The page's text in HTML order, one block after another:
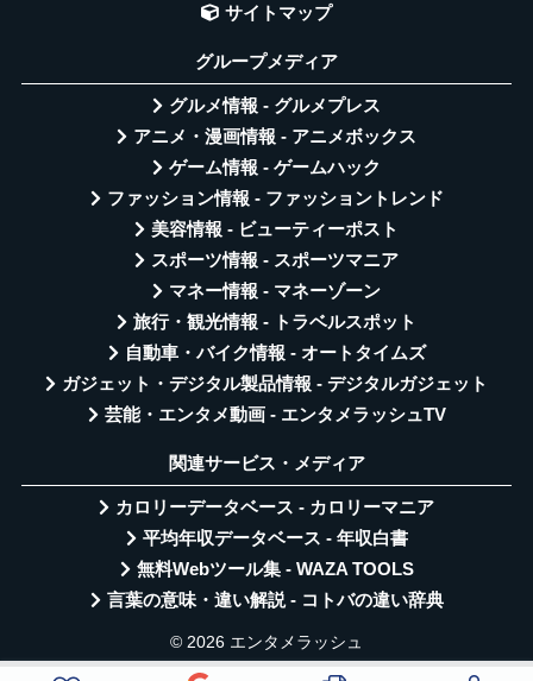
サイトマップ
グループメディア
グルメ情報 - グルメプレス
アニメ・漫画情報 - アニメボックス
ゲーム情報 - ゲームハック
ファッション情報 - ファッショントレンド
美容情報 - ビューティーポスト
スポーツ情報 - スポーツマニア
マネー情報 - マネーゾーン
旅行・観光情報 - トラベルスポット
自動車・バイク情報 - オートタイムズ
ガジェット・デジタル製品情報 - デジタルガジェット
芸能・エンタメ動画 - エンタメラッシュTV
関連サービス・メディア
カロリーデータベース - カロリーマニア
平均年収データベース - 年収白書
無料Webツール集 - WAZA TOOLS
言葉の意味・違い解説 - コトバの違い辞典
© 2026 エンタメラッシュ